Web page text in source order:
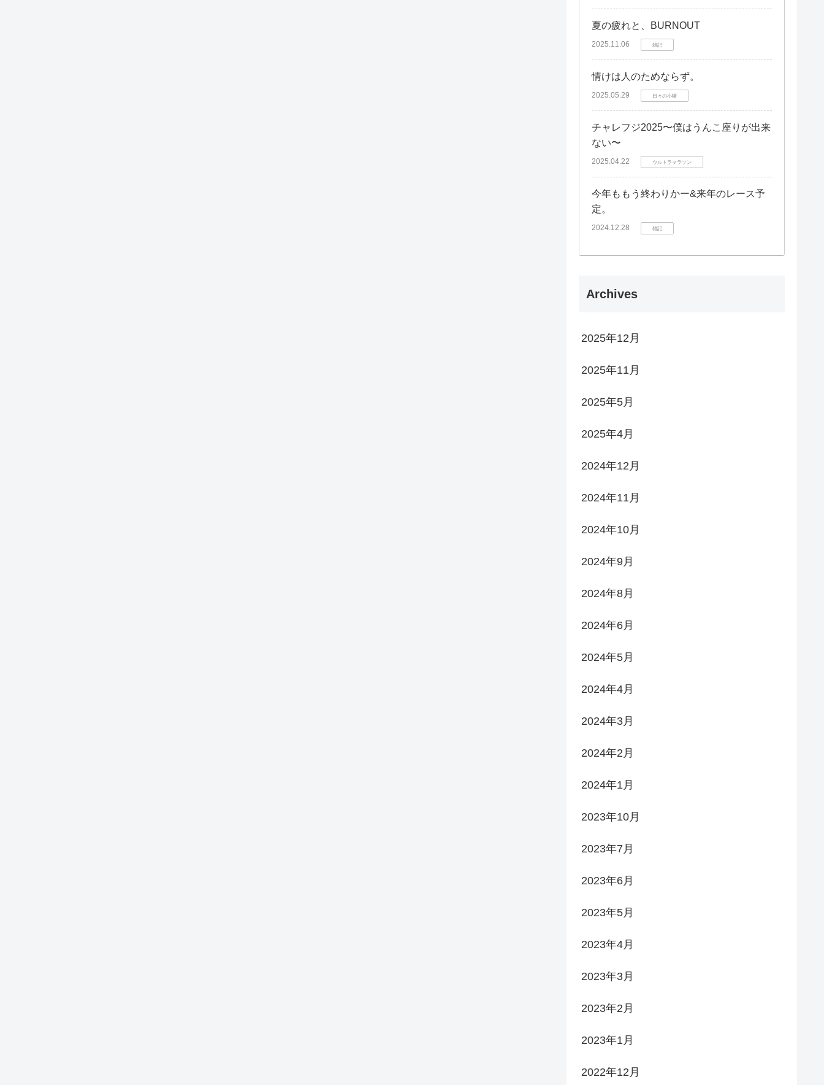
夏の疲れと、BURNOUT
2025.11.06 雑記
情けは人のためならず。
2025.05.29 日々の小噺
チャレフジ2025〜僕はうんこ座りが出来
ない〜
2025.04.22 ウルトラマラソン
今年ももう終わりかー&来年のレース予
定。
2024.12.28 雑記
Archives
2025年12月
2025年11月
2025年5月
2025年4月
2024年12月
2024年11月
2024年10月
2024年9月
2024年8月
2024年6月
2024年5月
2024年4月
2024年3月
2024年2月
2024年1月
2023年10月
2023年7月
2023年6月
2023年5月
2023年4月
2023年3月
2023年2月
2023年1月
2022年12月